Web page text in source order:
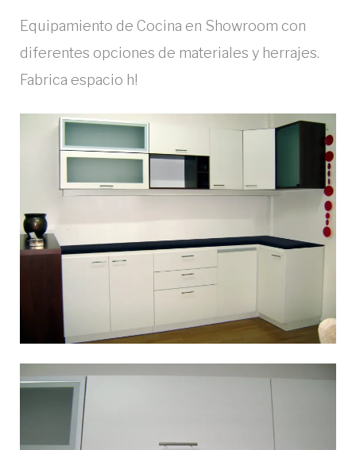
Equipamiento de Cocina en Showroom con
diferentes opciones de materiales y herrajes.
Fabrica espacio h!